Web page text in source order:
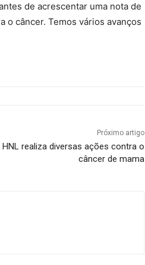
de acrescentar uma nota de
o câncer. Temos vários avanços
Próximo artigo
realiza diversas ações contra o
câncer de mama